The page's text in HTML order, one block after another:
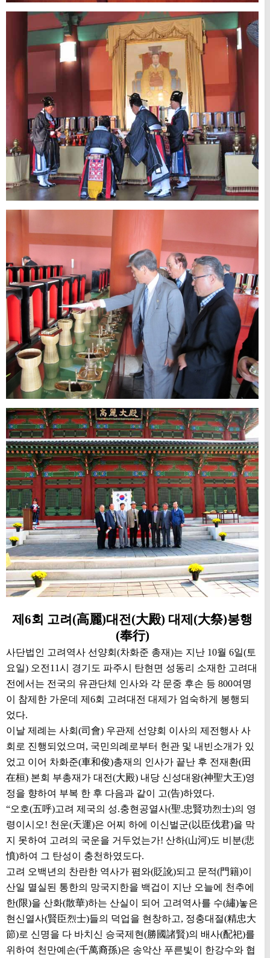
제6회 고려(高麗)대전(大殿) 대제(大祭)봉행
(奉行)
사단법인 고려역사 선양회(차화준 총재)는 지난 10월 6일(토
요일) 오전11시 경기도 파주시 탄현면 성동리 소재한 고려대
전에서는 전국의 유관단체 인사와 각 문중 후손 등 800여명
이 참제한 가운데 제6회 고려대전 대제가 엄숙하게 봉행되
었다.
이날 제례는 사회(司會) 우관제 선양회 이사의 제전행사 사
회로 진행되었으며, 국민의례로부터 헌관 및 내빈소개가 있
었고 이어 차화준(車和俊)총재의 인사가 끝난 후 전재환(田
在桓) 본회 부총재가 대전(大殿) 내당 신성대왕(神聖大王)영
정을 향하여 부복 한 후 다음과 같이 고(告)하였다.
“오호(五呼)고려 제국의 성.충현공열사(聖.忠賢功烈士)의 영
령이시오! 천운(天運)은 어찌 하에 이신벌군(以臣伐君)을 막
지 못하여 고려의 국운을 거두었는가! 산하(山河)도 비분(悲
憤)하여 그 탄성이 충천하였도다.
고려 오백년의 찬란한 역사가 폄와(貶訛)되고 문적(門籍)이
산일 멸실된 통한의 망국지한을 백겁이 지난 오늘에 천추에
한(限)을 산화(散華)하는 산실이 되어 고려역사를 수(繡)놓은
현신열사(賢臣烈士)들의 덕업을 현창하고, 정충대절(精忠大
節)로 신명을 다 바치신 승국제현(勝國諸賢)의 배사(配祀)를
위하여 천만예손(千萬裔孫)은 송악산 푸른빛이 한강수와 협